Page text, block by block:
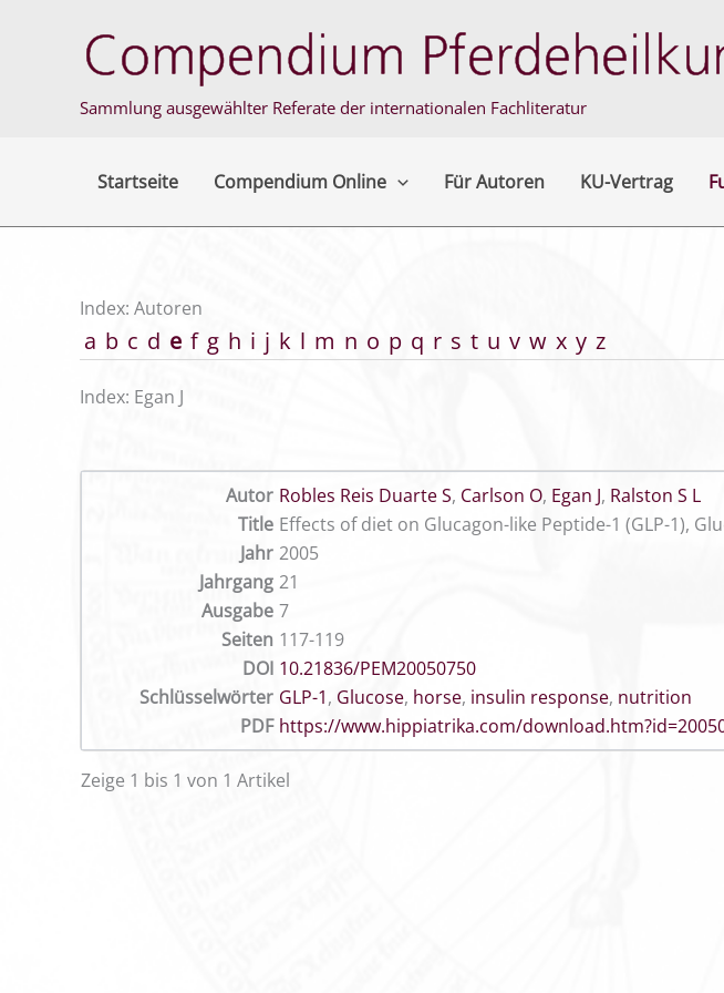
Sammlung ausgewählter Referate der internationalen Fachliteratur
Startseite Compendium Online Für Autoren KU-Vertrag
Index: Autoren
a b c d e f g h i j k l m n o p q r s t u v w x y z
Index: Egan J
Autor Robles Reis Duarte S, Carlson O, Egan J, Ralston S L
Title Effects of diet on Glucagon-like Peptide-1 (GLP-1),
Jahr 2005
Jahrgang 21
Ausgabe 7
Seiten 117-119
DOI 10.21836/PEM20050750
Schlüsselwörter GLP-1, Glucose, horse, insulin response, nutrition
PDF https://www.hippiatrika.com/
Zeige 1 bis 1 von 1 Artikel